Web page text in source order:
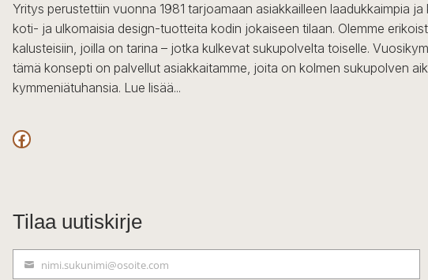
Yritys perustettiin vuonna 1981 tarjoamaan asiakkailleen laadukkaimpia ja
koti- ja ulkomaisia design-tuotteita kodin jokaiseen tilaan. Olemme
kalusteisiin, joilla on tarina – jotka kulkevat sukupolvelta toiselle.
tämä konsepti on palvellut asiakkaitamme, joita on kolmen sukupolven
kymmeniätuhansia. Lue lisää...
Facebook
Tilaa uutiskirje
nimi.sukunimi@osoite.com